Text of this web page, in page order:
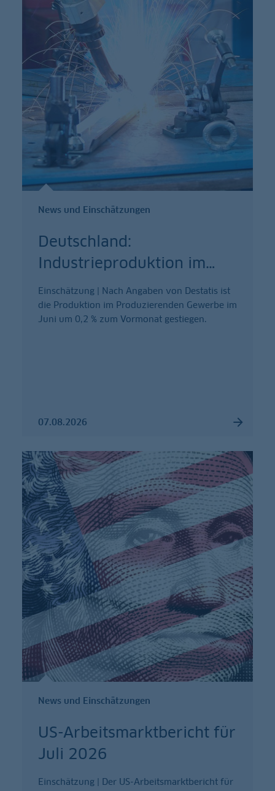
News und Einschätzungen
Deutschland:
Industrieproduktion im…
Einschätzung | Nach Angaben von Destatis ist
die Produktion im Produzierenden Gewerbe im
Juni um 0,2 % zum Vormonat gestiegen.
07.08.2026
News und Einschätzungen
US-Arbeitsmarktbericht für
Juli 2026
Einschätzung | Der US-Arbeitsmarktbericht für